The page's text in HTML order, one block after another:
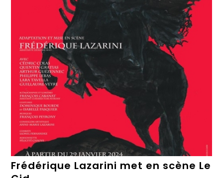
Frédérique Lazarini met en scène Le